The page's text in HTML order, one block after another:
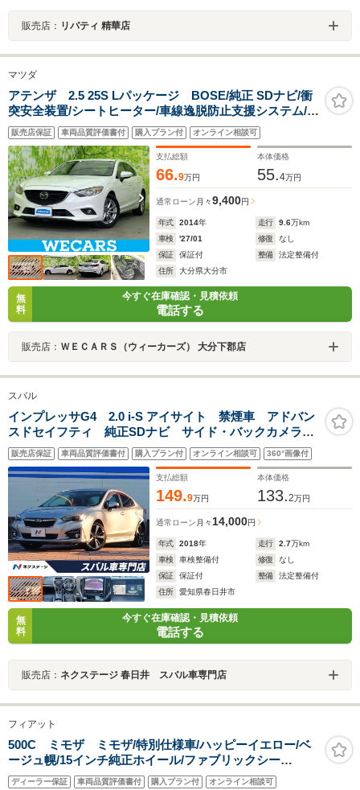
販売店： リバティ 精華店
マツダ
アテンザ 2.5 25S Lパッケージ BOSE/純正 SDナビ/衝
突安全装置/シートヒーター/車線逸脱防止支援システム/シ
ート フルレザー/ヘッドランプ HID/Bluetooth接
続/ETC/EBD付ABS/横滑り防止装置
販売店保証 車両品質評価書付 購入プラン付 オンライン相談可
支払総額
66.9万円
本体価格
55.4万円
通常ローン 月々9,400円
年式 2014年 走行 9.6万km
車検
'27/01 修復
なし
保証
保証付 整備
法定整備付
住所
大分県大分市
無
料
今すぐ在庫確認・見積依頼
電話する
販売店： ＷＥＣＡＲＳ（ウィーカーズ） 大分下郡店
スバル
インプレッサG4 2.0 i-S アイサイト 禁煙車 アドバン
スドセイフティ 純正SDナビ サイド・バックカメラ
パワーシート コーナーセンサー LEDライナー スマ
ートキー LEDヘッド ETC 純正18インチアルミ
販売店保証 車両品質評価書付 購入プラン付 オンライン相談可 360°画像付
支払総額
149.9万円
本体価格
133.2万円
通常ローン 月々14,000円
年式 2018年 走行 2.7万km
車検
車検整備付 修復
なし
保証
保証付 整備
法定整備付
住所
愛知県春日井市
無
料
今すぐ在庫確認・見積依頼
電話する
販売店： ネクステージ 春日井 スバル車専門店
フィアット
500C ミモザ ミモザ/特別仕様車/ハッピーイエロー/ベ
ージュ幌/15インチ純正ホイール/ファブリックシー
ト/ETC/純正AWあり
ディーラー保証 車両品質評価書付 購入プラン付 オンライン相談可